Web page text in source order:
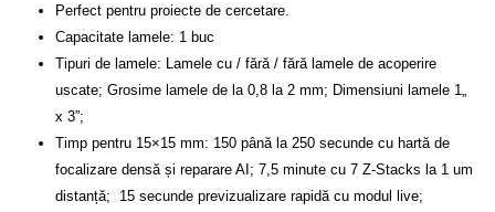
Perfect pentru proiecte de cercetare.
Capacitate lamele: 1 buc
Tipuri de lamele: Lamele cu / fără / fără lamele de acoperire
uscate; Grosime lamele de la 0,8 la 2 mm; Dimensiuni lamele 1„
x 3”;
Timp pentru 15×15 mm: 150 până la 250 secunde cu hartă de
focalizare densă și reparare AI; 7,5 minute cu 7 Z-Stacks la 1 um
distanță; 15 secunde previzualizare rapidă cu modul live;